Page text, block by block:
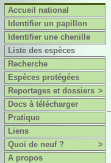
Accueil national
Identifier un papillon
Identifier une chenille
Liste des espèces
Recherche
Espèces protégées
Reportages et dossiers >
Docs à télécharger
Pratique
Liens
Quoi de neuf ?
>
A propos